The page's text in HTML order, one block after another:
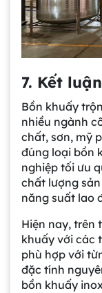
7. Kết luận
Bồn khuấy
nhiều ngành
chất, sơn, mỹ
đúng loại bồn
nghiệp tối ưu
chất lượng
năng suất lao
Hiện nay, trên
khuấy với các
phù hợp với
đặc tính
bồn khuấy